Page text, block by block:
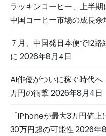
ラッキンコーヒー、上半
中国コーヒー市場の成長余
７月、中国発日本便で12
に 2026年8月4日
AI俳優がついに稼ぐ時代
万円の衝撃2026年8月4日
「iPhoneが最大3万円値
30万円超の可能性 2026年